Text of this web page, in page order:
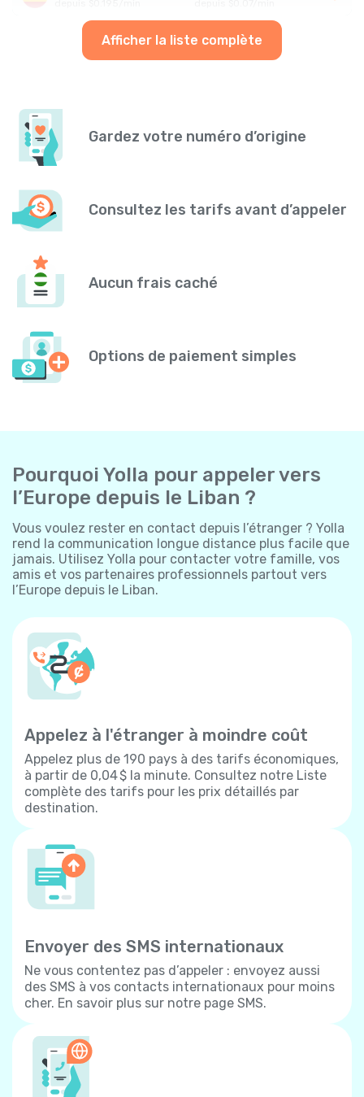
Afficher la liste complète
Gardez votre numéro d’origine
Consultez les tarifs avant d’appeler
Aucun frais caché
Options de paiement simples
Pourquoi Yolla pour appeler vers
l’Europe depuis le Liban ?
Vous voulez rester en contact depuis l’étranger ? Yolla
rend la communication longue distance plus facile que
jamais. Utilisez Yolla pour contacter votre famille, vos
amis et vos partenaires professionnels partout vers
l’Europe depuis le Liban.
Appelez à l'étranger à moindre coût
Appelez plus de 190 pays à des tarifs économiques,
à partir de 0,04 $ la minute. Consultez notre Liste
complète des tarifs pour les prix détaillés par
destination.
Envoyer des SMS internationaux
Ne vous contentez pas d’appeler : envoyez aussi
des SMS à vos contacts internationaux pour moins
cher. En savoir plus sur notre page SMS.